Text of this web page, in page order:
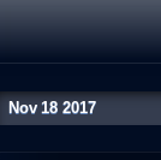
Nov 18 2017